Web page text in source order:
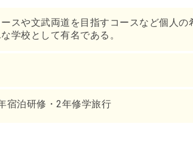
スや文武両道を目指すコースなど個人の
学校として有名である。
宿泊研修・2年修学旅行